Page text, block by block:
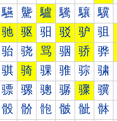
驠 驡 驢 驣 驤 驥
驰 驱 驲 驳 驴 驵
骀 骁 骂 骃 骄 骅
骐 骑 骒 骓 骔 骕
骠 骡 骢 骣 骤 骥
骰 骱 骲 骳 骴 骵